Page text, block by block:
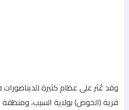
وقد عُثر على عظام كثيرة
قرية (الخوض) بولاية السيب، ومنطقة